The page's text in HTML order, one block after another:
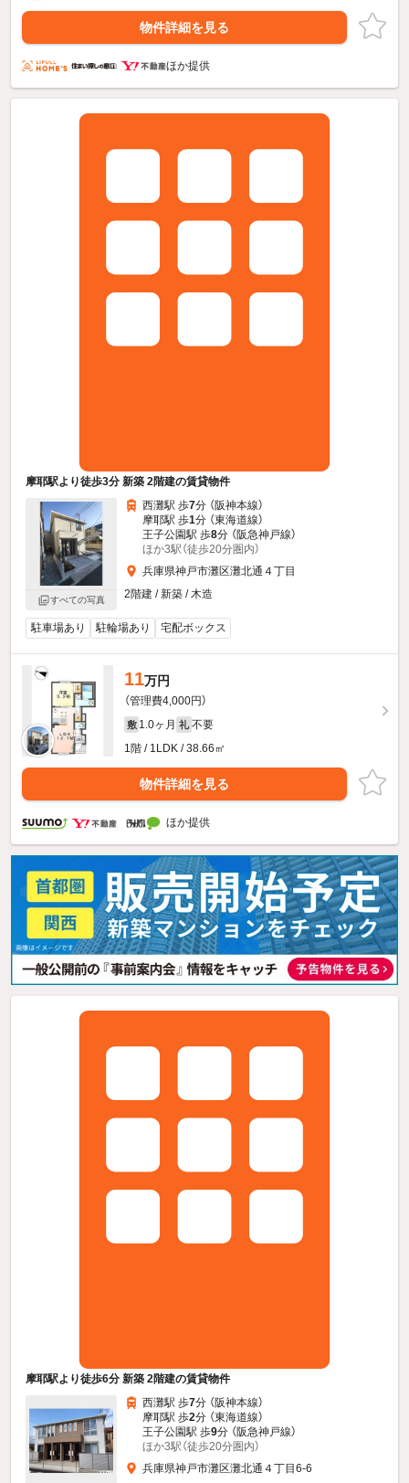
物件詳細を見る
ほか提供
摩耶駅より徒歩3分 新築 2階建の賃貸物件
すべての写真
西灘駅 歩7分 （阪神本線）
摩耶駅 歩1分 （東海道線）
王子公園駅 歩8分 （阪急神戸線）
ほか3駅（徒歩20分圏内）
兵庫県神戸市灘区灘北通４丁目
2階建 / 新築 / 木造
駐車場あり 駐輪場あり 宅配ボックス
11万円
（管理費4,000円）
敷 1.0ヶ月 礼 不要
1階 / 1LDK / 38.66㎡
物件詳細を見る
ほか提供
摩耶駅より徒歩6分 新築 2階建の賃貸物件
西灘駅 歩7分 （阪神本線）
摩耶駅 歩2分 （東海道線）
王子公園駅 歩9分 （阪急神戸線）
ほか3駅（徒歩20分圏内）
兵庫県神戸市灘区灘北通４丁目6-6